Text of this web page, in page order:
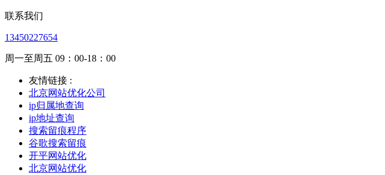
联系我们
13450227654
周一至周五 09：00-18：00
友情链接 :
北京网站优化公司
ip归属地查询
ip地址查询
搜索留痕程序
谷歌搜索留痕
开平网站优化
北京网站优化